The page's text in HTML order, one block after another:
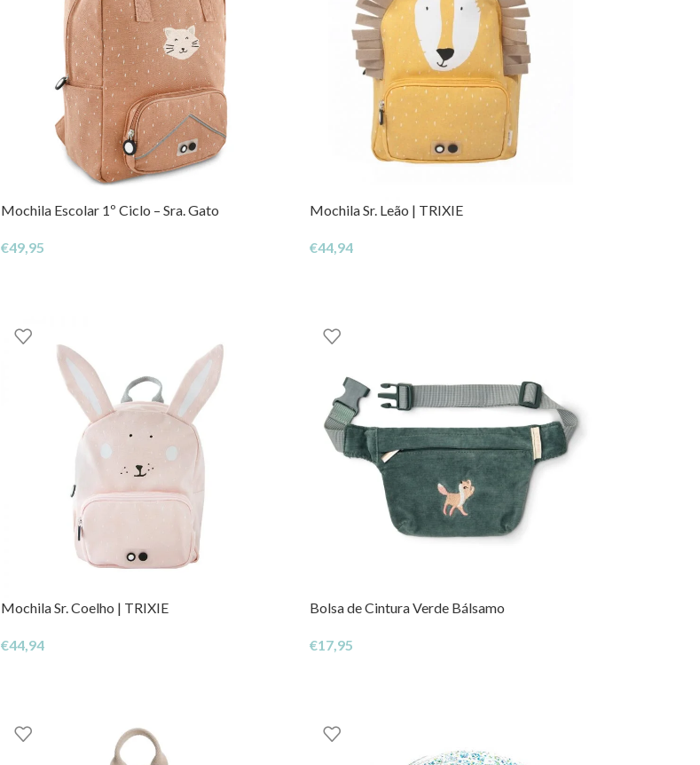
Mochila Escolar 1º Ciclo – Sra. Gato
€49,95
Mochila Sr. Leão | TRIXIE
€44,94
Mochila Sr. Coelho | TRIXIE
€44,94
Bolsa de Cintura Verde Bálsamo
€17,95